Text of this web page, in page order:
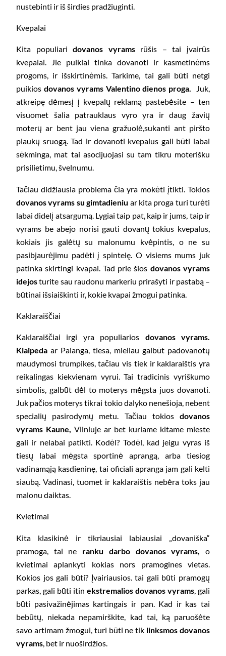
nustebinti ir iš širdies pradžiuginti.
Kvepalai
Kita populiaridovanos vyramsrūšis – tai įvairūs
kvepalai. Jie puikiai tinka dovanoti ir kasmetinėms
progoms, ir išskirtinėmis. Tarkime, tai gali būti netgi
puikios dovanos vyrams Valentino dienos proga.
Juk,
atkreipę dėmesį į kvepalų reklamą pastebėsite – ten
visuomet šalia patrauklaus vyro yra ir daug žavių
moterų ar bent jau viena gražuolė,sukanti ant piršto
plaukų sruogą. Tad ir dovanoti kvepalus gali būti labai
sėkminga, mat tai asocijuojasi su tam tikru moterišku
prisilietimu, švelnumu.
Tačiau didžiausia problema čia yra mokėti įtikti. Tokios
dovanos vyrams su gimtadieniu ar kita proga turi turėti
labai didelį atsargumą. Lygiai taip pat, kaip ir jums, taip ir
vyrams be abejo norisi gauti dovanų tokius kvepalus,
kokiais jis galėtų su malonumu kvėpintis, o ne su
pasibjaurėjimu padėti į spintelę. O visiems mums juk
patinka skirtingi kvapai. Tad prie šios dovanos vyrams
idejosturite sau raudonu markeriu prirašyti ir pastabą –
būtinai išsiaiškinti ir, kokie kvapai žmogui patinka.
Kaklaraiščiai
Kaklaraiščiai irgi yra populiarios dovanos vyrams.
Klaipeda ar Palanga, tiesa, mieliau galbūt padovanotų
maudymosi trumpikes, tačiau vis tiek ir kaklaraištis yra
reikalingas kiekvienam vyrui. Tai tradicinis vyriškumo
simbolis, galbūt dėl to moterys mėgsta juos dovanoti.
Juk pačios moterys tikrai tokio dalyko nenešioja, nebent
specialių pasirodymų metu. Tačiau tokios dovanos
vyrams Kaune, Vilniuje ar bet kuriame kitame mieste
gali ir nelabai patikti. Kodėl? Todėl, kad jeigu vyras iš
tiesų labai mėgsta sportinė aprangą, arba tiesiog
vadinamąją kasdieninę, tai oficiali apranga jam gali kelti
siaubą. Vadinasi, tuomet ir kaklaraištis nebėra toks jau
malonu daiktas.
Kvietimai
Kita klasikinė ir tikriausiai labiausiai „dovaniška“
pramoga, tai ne ranku darbo dovanos vyrams,o
kvietimai aplankyti kokias nors pramogines vietas.
Kokios jos gali būti? Įvairiausios. tai gali būti pramogų
parkas, gali būti itin ekstremalios dovanos vyrams , gali
būti pasivažinėjimas kartingais ir pan. Kad ir kas tai
bebūtų, niekada nepamirškite, kad tai, ką paruošėte
savo artimam žmogui, turi būti ne tik linksmos dovanos
vyrams , bet ir nuoširdžios.